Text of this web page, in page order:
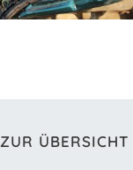
ZUR ÜBERSICHT